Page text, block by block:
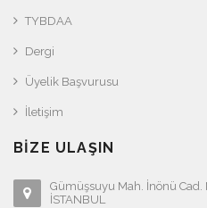
TYBDAA
Dergi
Üyelik Başvurusu
İletişim
BIZE ULAŞIN
Gümüşsuyu Mah. İnönü
İSTANBUL